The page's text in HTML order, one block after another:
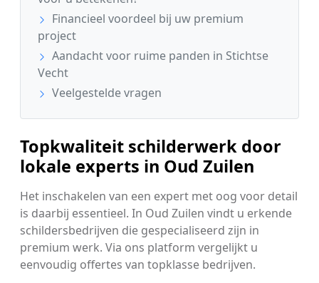
Financieel voordeel bij uw premium
project
Aandacht voor ruime panden in Stichtse
Vecht
Veelgestelde vragen
Topkwaliteit schilderwerk door
lokale experts in Oud Zuilen
Het inschakelen van een expert met oog voor detail
is daarbij essentieel. In Oud Zuilen vindt u erkende
schildersbedrijven die gespecialiseerd zijn in
premium werk. Via ons platform vergelijkt u
eenvoudig offertes van topklasse bedrijven.